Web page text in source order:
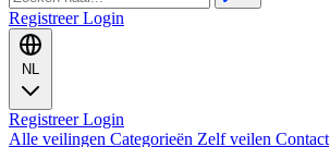
RegistreerLogin
NL
RegistreerLogin
Alle veilingen Categorieën Zelf veilen Contact